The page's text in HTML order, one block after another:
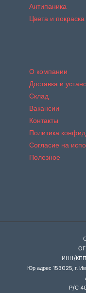
Антипаника
Цвета и покраска
О компании
Доставка и
Склад
Вакансии
Контакты
Политика
Согласие на
Полезное
ИНН/
Юр адрес 153025, г.
Р/С